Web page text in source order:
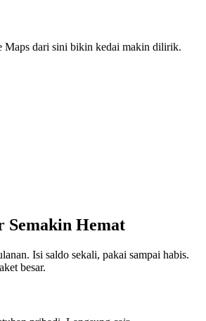
Semakin Hemat
Isi saldo sekali, pakai sampai habis.
besar.